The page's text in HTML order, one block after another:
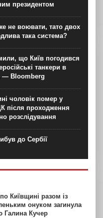
президентом
не воювати, тато двох
така система?
що Київ погодився
танкери в
— Bloomberg
чоловік помер у
після проходження
розслідування
до Сербії
Київщині разом із
онуком загинула
Галина Кучер